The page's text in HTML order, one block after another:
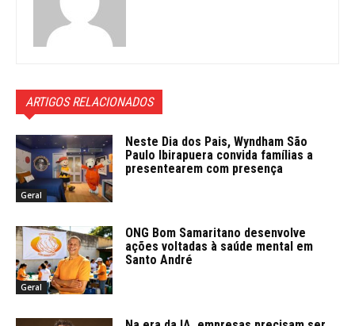
ARTIGOS RELACIONADOS
Geral
Neste Dia dos Pais, Wyndham São
Paulo Ibirapuera convida famílias a
presentearem com presença
Geral
ONG Bom Samaritano desenvolve
ações voltadas à saúde mental em
Santo André